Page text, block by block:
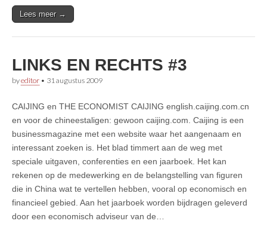
Lees meer →
LINKS EN RECHTS #3
byeditor • 31 augustus 2009
CAIJING en THE ECONOMIST CAIJING english.caijing.com.cn
en voor de chineestaligen: gewoon caijing.com. Caijing is een
businessmagazine met een website waar het aangenaam en
interessant zoeken is. Het blad timmert aan de weg met
speciale uitgaven, conferenties en een jaarboek. Het kan
rekenen op de medewerking en de belangstelling van figuren
die in China wat te vertellen hebben, vooral op economisch en
financieel gebied. Aan het jaarboek worden bijdragen geleverd
door een economisch adviseur van de…